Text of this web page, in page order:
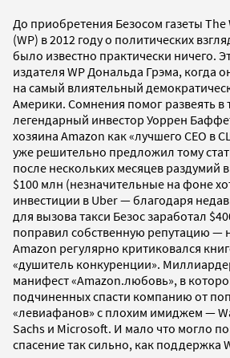
До приобретения Безосом газеты
(WP) в 2012 году о политических
было известно практически ничего.
издателя WP Дональда Грэма, когда
на самый влиятельный
Америки. Сомнения помог развеять в
легендарный инвестор Уоррен
хозяина Amazon как «лучшего CEO в
уже решительно предложил тому
после нескольких месяцев раздумий
$100 млн (незначительные на фоне
инвестиции в Uber — благодаря
для вызова такси Безос заработал
поправил собственную репутацию —
Amazon регулярно критиковался
«душитель конкуренции».
манифест «Amazon.любовь», в
подчиненных спасти компанию от
«левиафанов» с плохим имиджем —
Sachs и Microsoft. И мало что могло
спасение так сильно, как поддержка